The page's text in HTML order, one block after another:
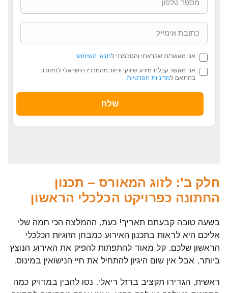
אני מאשר/ת שקראתי והסכמתי לתנאי השימוש
אני מאשר קבלת מידע שיווקי ודיוור מהמרכז הישראלי לחיסכון
בהתאם למדיניות הפרטיות
חלק ב': לזוג המאורס – תכנון
החתונה כפרויקט הכלכלי הראשון
בשעה טובה קבעתם תאריך! כעת, ההמלצה הכי חמה שלי
אליכם היא לראות בתכנון האירוע כמבחן הזוגיות הכלכלי
הראשון שלכם. קל מאוד להתפתות להפיק את האירוע הנוצץ
ביותר, אבל אין שום היגיון להתחיל את חיי הנישואין במינוס.
ראשית, הגדירו תקציב ברזל ריאלי. נסו להבין במדויק כמה